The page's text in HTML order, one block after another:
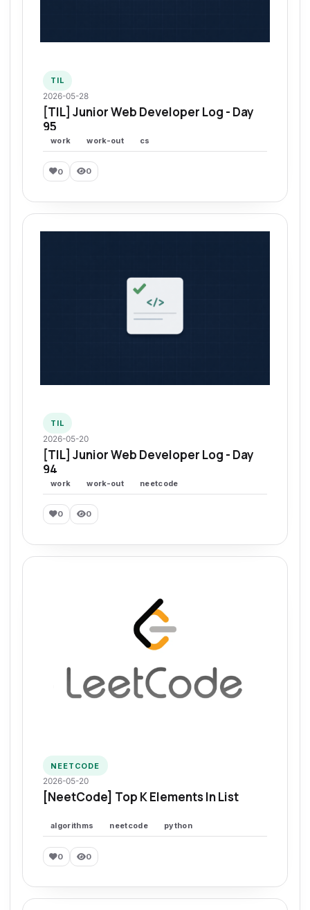
TIL
2026-05-28
[TIL] Junior Web Developer Log - Day
95
work work-out cs
0 0
TIL
2026-05-20
[TIL] Junior Web Developer Log - Day
94
work work-out neetcode
0 0
NEETCODE
2026-05-20
[NeetCode] Top K Elements In List
algorithms neetcode python
0 0